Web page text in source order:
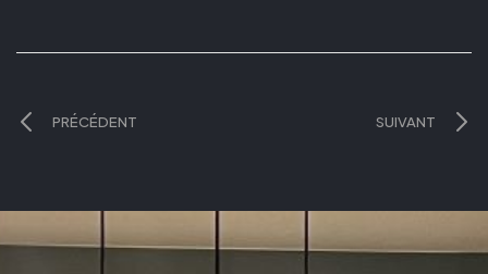
PRÉCÉDENT SUIVANT